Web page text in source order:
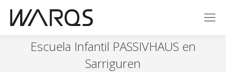
Escuela Infantil PASSIVHAUS en
Sarriguren